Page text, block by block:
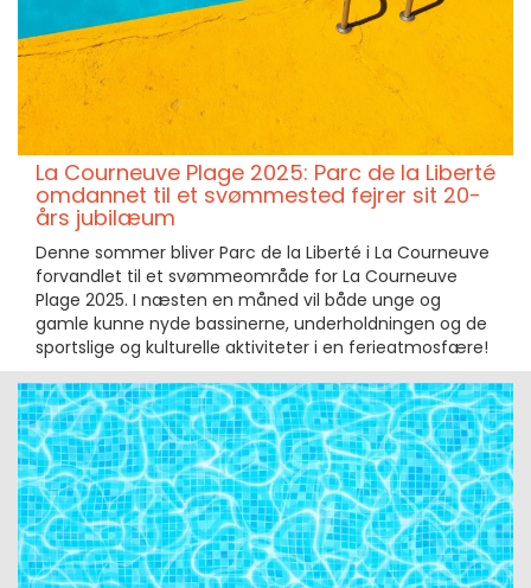
La Courneuve Plage 2025: Parc de la Liberté
omdannet til et svømmested fejrer sit 20-
års jubilæum
Denne sommer bliver Parc de la Liberté i La Courneuve
forvandlet til et svømmeområde for La Courneuve
Plage 2025. I næsten en måned vil både unge og
gamle kunne nyde bassinerne, underholdningen og de
sportslige og kulturelle aktiviteter i en ferieatmosfære!